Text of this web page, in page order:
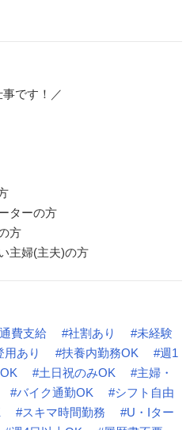
です！／
ターの方
方
主婦(主夫)の方
費支給 #社割あり
#未経験
用あり #扶養内勤務OK
#週1
#土日祝のみOK
#主婦・
#バイク通勤OK
#シフト自由
#スキマ時間勤務
#U・Iター